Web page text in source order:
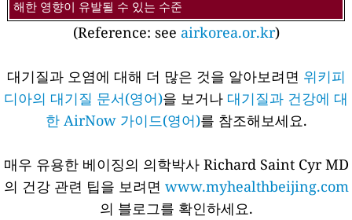
해한 영향이 유발될 수 있는 수준
(Reference: see airkorea.or.kr)
대기질과 오염에 대해 더 많은 것을 알아보려면 위키피
디아의 대기질 문서(영어)을 보거나 대기질과 건강에 대
한 AirNow 가이드(영어)를 참조해보세요.
매우 유용한 베이징의 의학박사 Richard Saint Cyr MD
의 건강 관련 팁을 보려면 www.myhealthbeijing.com
의 블로그를 확인하세요.